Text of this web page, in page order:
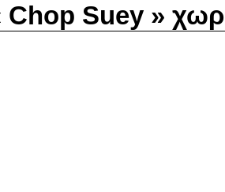
Chop Suey »